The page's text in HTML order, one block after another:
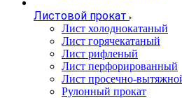
Листовой прокат
Лист холоднокатаный
Лист горячекатаный
Лист рифленый
Лист перфорированный
Лист просечно-
Рулонный прокат